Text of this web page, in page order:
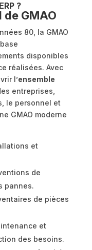
?
GMAO
80, la GMAO
disponibles
réalisées. Avec
l’ensemble
entreprises,
le personnel et
GMAO moderne
et
de
pannes.
de pièces
et
des besoins.